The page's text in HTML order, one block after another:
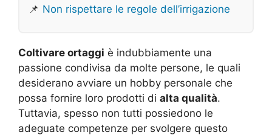
📌 Non rispettare le regole dell’irrigazione
Coltivare ortaggi è indubbiamente una
passione condivisa da molte persone, le quali
desiderano avviare un hobby personale che
possa fornire loro prodotti di alta qualità.
Tuttavia, spesso non tutti possiedono le
adeguate competenze per svolgere questo